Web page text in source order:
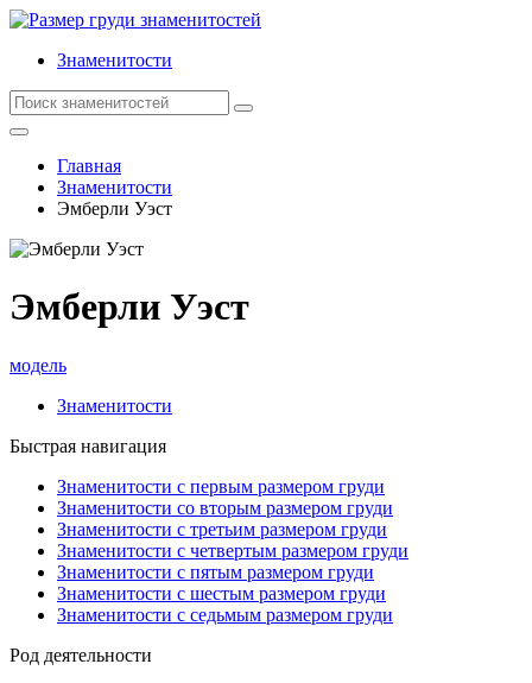
Знаменитости
Главная
Знаменитости
Эмберли Уэст
Эмберли Уэст
модель
Знаменитости
Быстрая навигация
Знаменитости с первым размером груди
Знаменитости со вторым размером груди
Знаменитости с третьим размером груди
Знаменитости с четвертым размером груди
Знаменитости с пятым размером груди
Знаменитости с шестым размером груди
Знаменитости с седьмым размером груди
Род деятельности